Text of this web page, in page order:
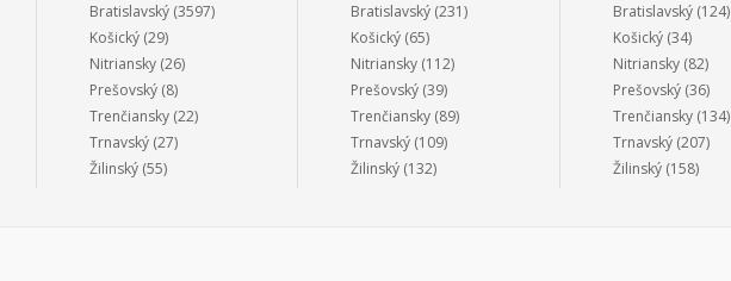
Bratislavský(3597)
Košický(29)
Nitriansky(26)
Prešovský(8)
Trenčiansky(22)
Trnavský(27)
Žilinský(55)
Bratislavský (231)
Košický (65)
Nitriansky (112)
Prešovský (39)
Trenčiansky (89)
Trnavský (109)
Žilinský (132)
Bratislavský(124)
Košický(34)
Nitriansky(82)
Prešovský(36)
Trenčiansky(134)
Trnavský(207)
Žilinský(158)